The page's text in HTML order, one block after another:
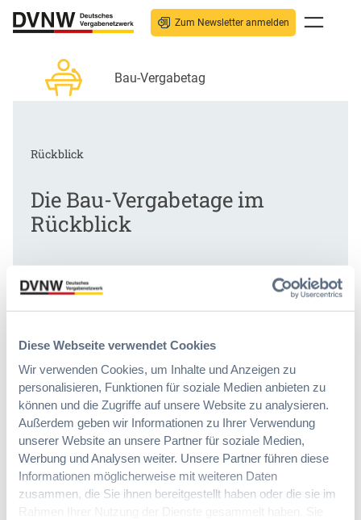
Diese Webseite verwendet Cookies
Wir verwenden Cookies, um Inhalte und Anzeigen zu
personalisieren, Funktionen für soziale Medien anbieten zu
können und die Zugriffe auf unsere Website zu analysieren.
Außerdem geben wir Informationen zu Ihrer Verwendung
unserer Website an unsere Partner für soziale Medien,
Werbung und Analysen weiter. Unsere Partner führen diese
Informationen möglicherweise mit weiteren Daten
zusammen, die Sie ihnen bereitgestellt haben oder die sie im
Inhalt
Bau-Vergabetag
Zum Newsletter anmelden
Rückblick
Die Bau-Vergabetage im
Rückblick
Bau-Vergabetag 2020
Rückblick ansehen